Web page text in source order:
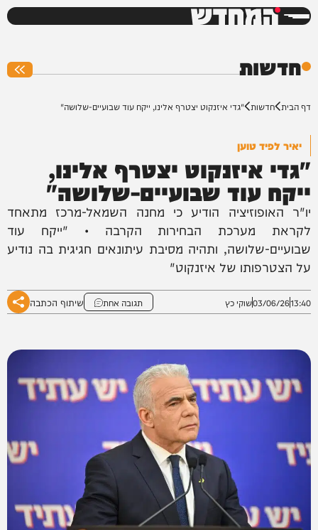
המחדש
חדשות
דף הבית חדשות "גדי איזנקוט יצטרף אלינו, ייקח עוד שבועיים-שלושה"
יאיר לפיד טוען
"גדי איזנקוט יצטרף אלינו,
ייקח עוד שבועיים-שלושה"
יו"ר האופוזיציה הודיע כי מחנה השמאל-מרכז מתאחד
לקראת מערכת הבחירות הקרבה • "ייקח עוד
שבועיים-שלושה, ותהיה מסיבת עיתונאים חגיגית בה נודיע
על הצטרפותו של איזנקוט"
13:40
03/06/26שוקי כץ תגובה אחת שיתוף הכתבה